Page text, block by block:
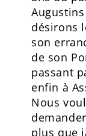
désirons
son
de son
passant
enfin à
Nous
plus que